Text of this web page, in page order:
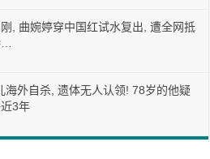
, 曲婉婷穿中国红试水复出, 遭全网抵
海外自杀, 遗体无人认领! 78岁的他疑
3年